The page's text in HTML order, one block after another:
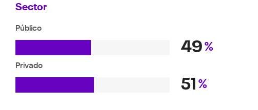
Sector
Público
49 %
Privado
51 %